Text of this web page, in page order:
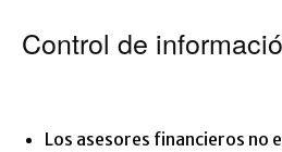
Control de
Los asesores financieros no